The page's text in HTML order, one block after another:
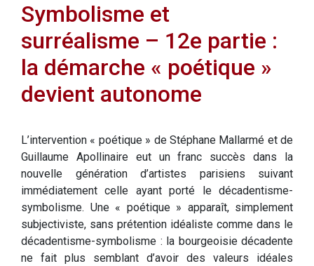
Symbolisme et
surréalisme – 12e partie :
la démarche « poétique »
devient autonome
L’intervention « poétique » de Stéphane Mallarmé et de
Guillaume Apollinaire eut un franc succès dans la
nouvelle génération d’artistes parisiens suivant
immédiatement celle ayant porté le décadentisme-
symbolisme. Une « poétique » apparaît, simplement
subjectiviste, sans prétention idéaliste comme dans le
décadentisme-symbolisme : la bourgeoisie décadente
ne fait plus semblant d’avoir des valeurs idéales